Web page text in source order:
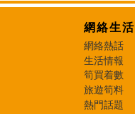
網絡生活
網絡熱話
生活情報
筍買着數
旅遊筍料
熱門話題